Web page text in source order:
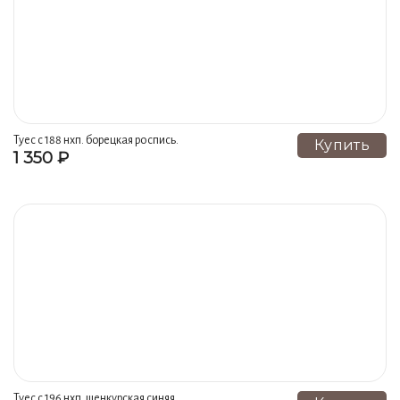
Туес с 188 нхп. борецкая рoспись.
1 350 ₽
Купить